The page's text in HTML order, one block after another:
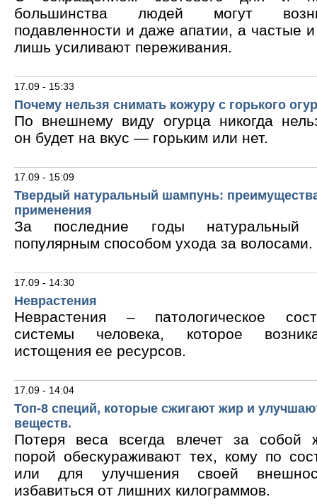
большинства людей могут
подавленности и даже апатии, а частые
лишь усиливают переживания.
17.09 - 15:33
Почему нельзя снимать кожуру с горького
По внешнему виду огурца никогда
он будет на вкус — горьким или нет.
17.09 - 15:09
Твердый натуральный шампунь:
применения
За последние годы натуральный
популярным способом ухода за волосами.
17.09 - 14:30
Неврастения
Неврастения – патологическое
системы человека, которое
истощения ее ресурсов.
17.09 - 14:04
Топ-8 специй, которые сжигают жир и
веществ.
Потеря веса всегда влечет за собой
порой обескураживают тех, кому по
или для улучшения своей
избавиться от лишних килограммов.